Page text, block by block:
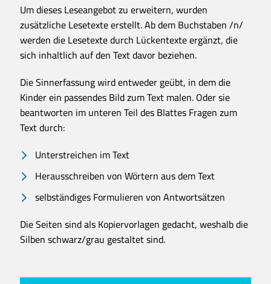
Um dieses Leseangebot zu erweitern, wurden
zusätzliche Lesetexte erstellt. Ab dem Buchstaben /n/
werden die Lesetexte durch Lückentexte ergänzt, die
sich inhaltlich auf den Text davor beziehen.
Die Sinnerfassung wird entweder geübt, in dem die
Kinder ein passendes Bild zum Text malen. Oder sie
beantworten im unteren Teil des Blattes Fragen zum
Text durch:
Unterstreichen im Text
Herausschreiben von Wörtern aus dem Text
selbständiges Formulieren von Antwortsätzen
Die Seiten sind als Kopiervorlagen gedacht, weshalb die
Silben schwarz/grau gestaltet sind.